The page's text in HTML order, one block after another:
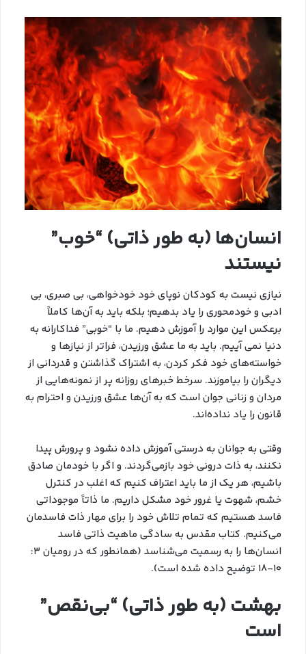
انسان‌ها (به طور ذاتی) “خوب”
نیستند
نیازی نیست به کودکان نوپای خود خودخواهی، بی صبری، بی
ادبی و خودمحوری را یاد بدهیم؛ بلکه باید به آن‌ها کاملاً
برعکس این موارد را آموزش دهیم. ما با “خوبی” فداکارانه به
دنیا نمی آییم. باید به ما عشق ورزیدن، فراتر از نیازها و
خواسته‌های خود فکر کردن، به اشتراک گذاشتن و قدردانی از
دیگران را بیاموزند. سرخط خبرهای روزانه پر از نمونه‌هایی از
مردان و زنانی جوان است که به آن‌ها عشق ورزیدن و احترام به
قانون را یاد نداده‌اند.
وقتی به جوانان به درستی آموزش داده نشود و پرورش پیدا
نکنند، به ذات درونی خود بازمی‌گردند. و اگر با خودمان صادق
باشیم، هر یک از ما باید اعتراف کنیم که اغلب در کنترل
خشم، شهوت یا غرور خود مشکل داریم. ما ذاتاً موجوداتی
فاسد هستیم که تمام تلاش خود را برای مهار ذات فاسدمان
می‌کنیم. کتاب مقدس به سادگی ماهیت ذاتی فاسد
انسان‌ها را به رسمیت می‌شناسد (همانطور که در رومیان ۳:
۱۰-۱۸ توضیح داده شده است).
بهشت (به طور ذاتی) “بی‌نقص”
است